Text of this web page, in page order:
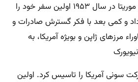
«سونی» تغییر نام داد. موریتا در سال ۱۹۵۳ اولین سفر خود را
داد و کمی بعد با فکر گسترش صادرات و
مرزهای ژاپن و بویژه آمریکا، به
در سال ۱۹۶۰ شرکت سونی آمریکا را تاسیس کرد. اولین